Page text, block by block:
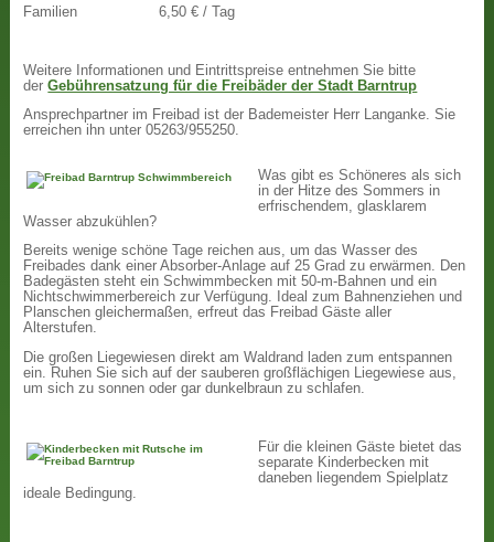
Familien
6,50 € / Tag
Weitere Informationen und Eintrittspreise entnehmen Sie bitte
derGebührensatzung für die Freibäder der Stadt Barntrup
Ansprechpartner im Freibad ist der Bademeister Herr Langanke. Sie
erreichen ihn unter 05263/955250.
Was gibt es Schöneres als sich
in der Hitze des Sommers in
erfrischendem, glasklarem
Wasser abzukühlen?
Bereits wenige schöne Tage reichen aus, um das Wasser des
Freibades dank einer Absorber-Anlage auf 25 Grad zu erwärmen. Den
Badegästen steht ein Schwimmbecken mit 50-m-Bahnen und ein
Nichtschwimmerbereich zur Verfügung. Ideal zum Bahnenziehen und
Planschen gleichermaßen, erfreut das Freibad Gäste aller
Alterstufen.
Die großen Liegewiesen direkt am Waldrand laden zum entspannen
ein. Ruhen Sie sich auf der sauberen großflächigen Liegewiese aus,
um sich zu sonnen oder gar dunkelbraun zu schlafen.
Für die kleinen Gäste bietet das
separate Kinderbecken mit
daneben liegendem Spielplatz
ideale Bedingung.